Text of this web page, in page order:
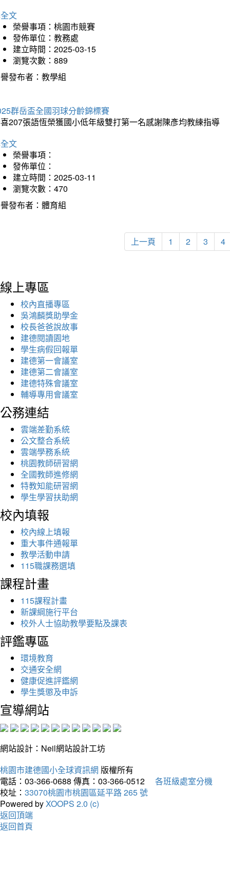
文
榮譽事項：桃園市競賽
發佈單位：教務處
建立時間：2025-03-15
瀏覽次數：889
發布者：教學組
群岳盃全國羽球分齡錦標賽
207張語恆榮獲國小低年級雙打第一名感謝陳彥均教練指導
文
榮譽事項：
發佈單位：
建立時間：2025-03-11
瀏覽次數：470
發布者：體育組
上一頁 1 2 3 4
線上專區
校內直播專區
吳鴻麟獎助學金
校長爸爸說故事
建德閱讀園地
學生病假回報單
建德第一會議室
建德第二會議室
建德特殊會議室
輔導專用會議室
公務連結
雲端差勤系統
公文整合系統
雲端學務系統
桃園教師研習網
全國教師進修網
特教知能研習網
學生學習扶助網
校內填報
校內線上填報
重大事件通報單
教學活動申請
115職課務選填
課程計畫
115課程計畫
新課綱施行平台
校外人士協助教學要點及課表
評鑑專區
環境教育
交通安全網
健康促進評鑑網
學生獎懲及申訴
宣導網站
網站設計：Neil網站設計工坊
桃園市建德國小全球資訊網 版權所有
電話：03-366-0688 傳真：03-366-0512
各班級處室分機
校址： 33070桃園市桃園區延平路 265 號
Powered byXOOPS 2.0 (c)
返回頂端
返回首頁